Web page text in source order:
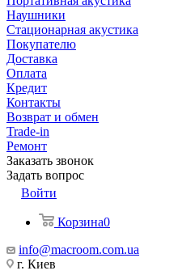
Наушники
Стационарная акустика
Покупателю
Доставка
Оплата
Кредит
Контакты
Возврат и обмен
Trade-in
Ремонт
Заказать звонок
Задать вопрос
Войти
Корзина0
info@macroom.com.ua
г. Киев